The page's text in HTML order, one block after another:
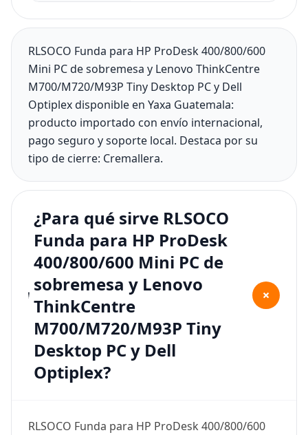
RLSOCO Funda para HP ProDesk 400/800/600
Mini PC de sobremesa y Lenovo ThinkCentre
M700/M720/M93P Tiny Desktop PC y Dell
Optiplex disponible en Yaxa Guatemala:
producto importado con envío internacional,
pago seguro y soporte local. Destaca por su
tipo de cierre: Cremallera.
¿Para qué sirve RLSOCO
Funda para HP ProDesk
400/800/600 Mini PC de
sobremesa y Lenovo
ThinkCentre
M700/M720/M93P Tiny
Desktop PC y Dell
Optiplex?
+
RLSOCO Funda para HP ProDesk 400/800/600